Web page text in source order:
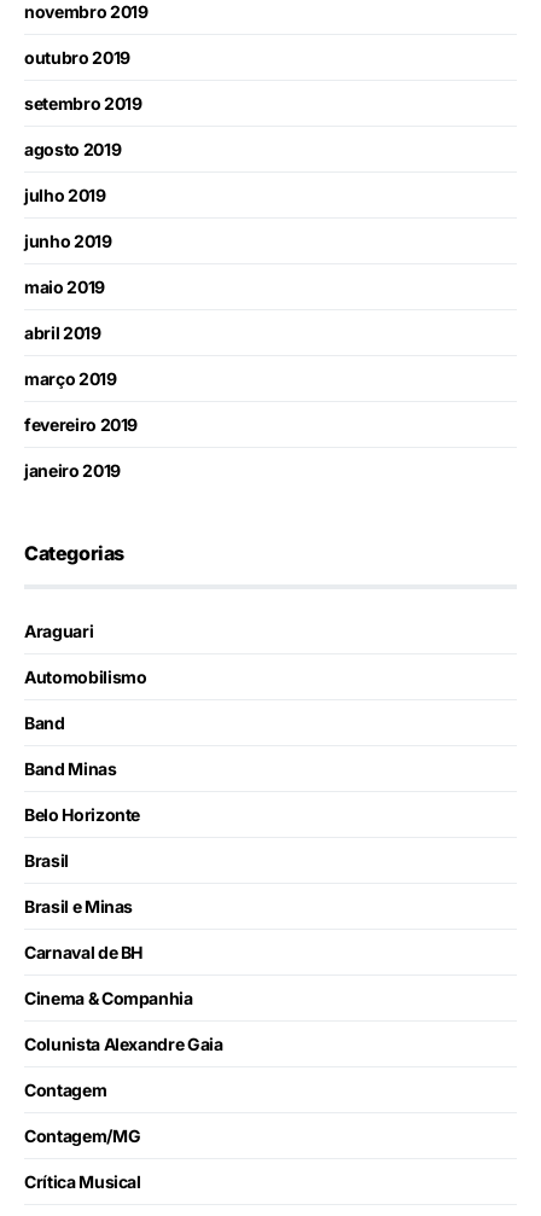
novembro 2019
outubro 2019
setembro 2019
agosto 2019
julho 2019
junho 2019
maio 2019
abril 2019
março 2019
fevereiro 2019
janeiro 2019
Categorias
Araguari
Automobilismo
Band
Band Minas
Belo Horizonte
Brasil
Brasil e Minas
Carnaval de BH
Cinema & Companhia
Colunista Alexandre Gaia
Contagem
Contagem/MG
Crítica Musical